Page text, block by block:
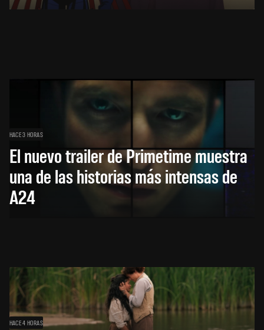
HACE 3 HORAS
El nuevo trailer de Primetime muestra
una de las historias más intensas de
A24
HACE 4 HORAS